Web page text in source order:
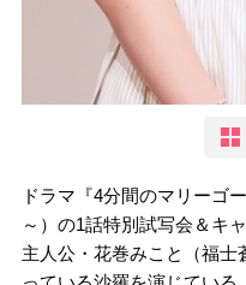
ドラマ『4分間のマリーゴ
～）の1話特別試写会＆キ
主人公・花巻みこと（福士